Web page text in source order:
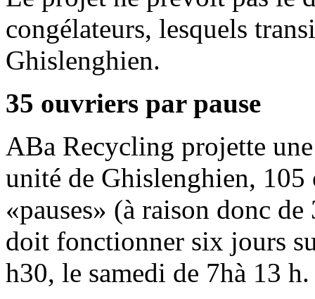
congélateurs, lesquels
Ghislenghien.
35 ouvriers par pause
ABa Recycling projette
unité de Ghislenghien,
«pauses» (à raison donc
doit fonctionner six jours
h30, le samedi de 7hà 13 h.